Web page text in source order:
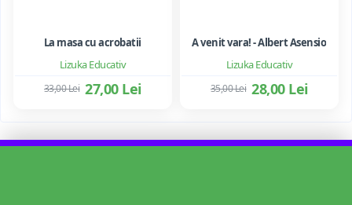
Lizuka Educativ
La masa cu acrobatii
27,00 Lei
33,00 Lei
Lizuka Educativ
A venit vara! - Albert Asensio
28,00 Lei
35,00 Lei